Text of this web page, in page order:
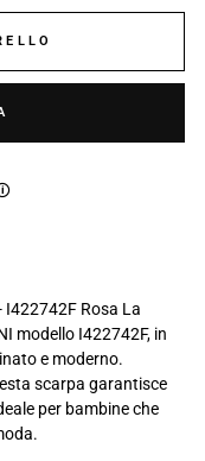
I422742F Rosa La
modello I422742F, in
e moderno.
scarpa garantisce
per bambine che